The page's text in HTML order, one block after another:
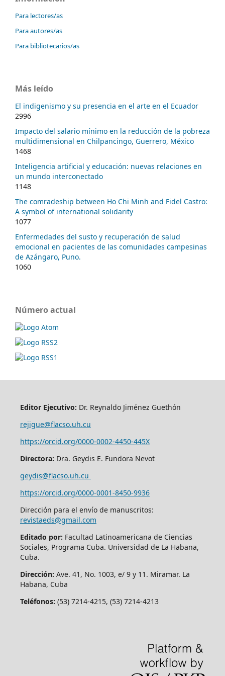
Para lectores/as
Para autores/as
Para bibliotecarios/as
Más leído
El indigenismo y su presencia en el arte en el Ecuador
2996
Impacto del salario mínimo en la reducción de la pobreza
multidimensional en Chilpancingo, Guerrero, México
1468
Inteligencia artificial y educación: nuevas relaciones en
un mundo interconectado
1148
The comradeship between Ho Chi Minh and Fidel Castro:
A symbol of international solidarity
1077
Enfermedades del susto y recuperación de salud
emocional en pacientes de las comunidades campesinas
de Azángaro, Puno.
1060
Número actual
Editor Ejecutivo: Dr. Reynaldo Jiménez Guethón
rejigue@flacso.uh.cu
https://orcid.org/0000-0002-4450-445X
Directora: Dra. Geydis E. Fundora Nevot
geydis@flacso.uh.cu
https://orcid.org/0000-0001-8450-9936
Dirección para el envío de manuscritos:
revistaeds@gmail.com
Editado por: Facultad Latinoamericana de Ciencias
Sociales, Programa Cuba. Universidad de La Habana,
Cuba.
Dirección: Ave. 41, No. 1003, e/ 9 y 11. Miramar. La
Habana, Cuba
Teléfonos: (53) 7214-4215, (53) 7214-4213